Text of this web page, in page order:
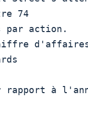
74
par action.
rapport à